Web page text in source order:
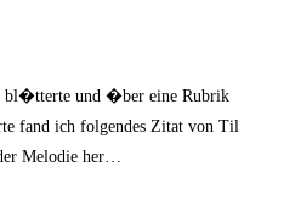
bl�tterte und �ber eine Rubrik
fand ich folgendes Zitat von Til
Melodie her…